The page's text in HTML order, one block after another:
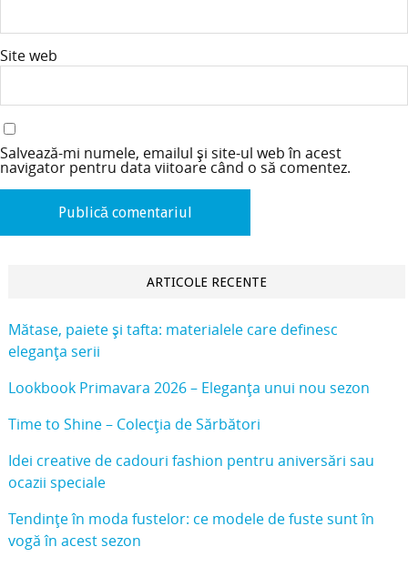
Site web
Salvează-mi numele, emailul și site-ul web în acest
navigator pentru data viitoare când o să comentez.
ARTICOLE RECENTE
Mătase, paiete și tafta: materialele care definesc
eleganța serii
Lookbook Primavara 2026 – Eleganța unui nou sezon
Time to Shine – Colecția de Sărbători
Idei creative de cadouri fashion pentru aniversări sau
ocazii speciale
Tendințe în moda fustelor: ce modele de fuste sunt în
vogă în acest sezon